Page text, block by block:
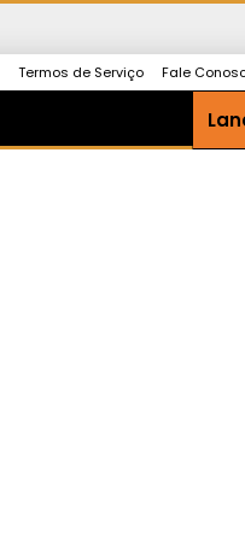
Termos de Serviço Fale